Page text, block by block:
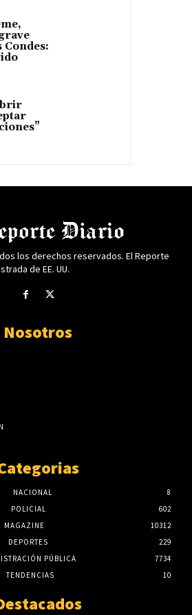
Condes:
los derechos reservados. El Reporte
de EE. UU.
Nosotros
NACIONAL
8
POLICIAL
602
MAGAZINE
10312
DEPORTES
229
PÚBLICA
7734
TENDENCIAS
10